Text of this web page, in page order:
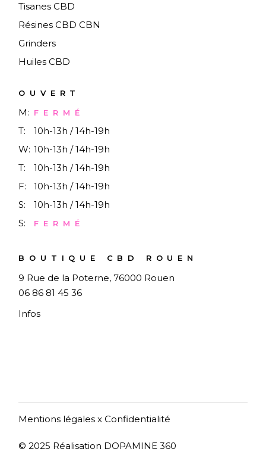
Tisanes CBD
Résines CBD CBN
Grinders
Huiles CBD
OUVERT
M: FERMÉ
T:
10h-13h / 14h-19h
W: 10h-13h / 14h-19h
T:
10h-13h / 14h-19h
F:
10h-13h / 14h-19h
S:
10h-13h / 14h-19h
S:
FERMÉ
BOUTIQUE CBD ROUEN
9 Rue de la Poterne, 76000 Rouen
06 86 81 45 36
Infos
Mentions légales xConfidentialité
© 2025 Réalisation DOPAMINE 360